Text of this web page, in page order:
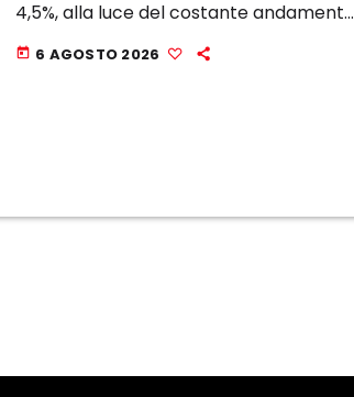
4,5%, alla luce del costante andamento
positivo dell’economia. Lunedi la banca
ha affermato che le esportazioni ad
today 6 AGOSTO 2026